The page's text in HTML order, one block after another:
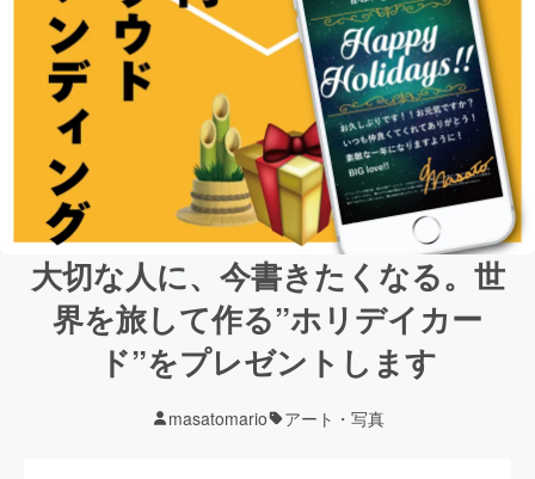
大切な人に、今書きたくなる。世
界を旅して作る”ホリデイカー
ド”をプレゼントします
masatomario アート・写真